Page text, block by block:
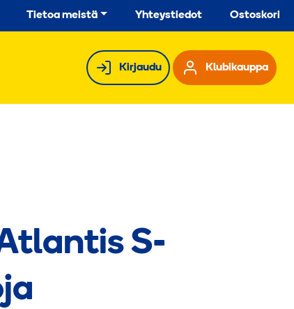
Tietoa meistä Yhteystiedot Ostoskori
Kirjaudu Klubikauppa
S-